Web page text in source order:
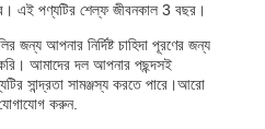
এই পণ্যটির শেল্ফ জীবনকাল 3 বছর।
জন্য আপনার নির্দিষ্ট চাহিদা পূরণের জন্য
আমাদের দল আপনার পছন্দসই
সান্দ্রতা সামঞ্জস্য করতে পারে।আরো
করুন.